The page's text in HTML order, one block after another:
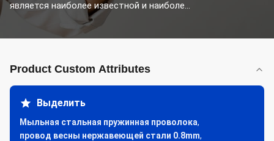
является наиболее известной и наиболе...
Product Custom Attributes
Выделить
Мыльная стальная пружинная проволока,
провод весны нержавеющей стали 0.8mm,